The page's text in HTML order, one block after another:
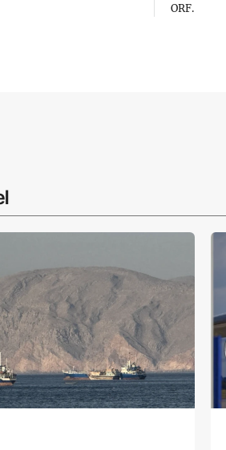
ORF.